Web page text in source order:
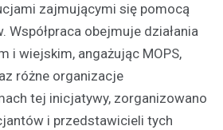
zajmującymi się pomocą
obejmuje działania
i wiejskim, angażując MOPS,
różne organizacje
tej inicjatywy, zorganizowano
i przedstawicieli tych